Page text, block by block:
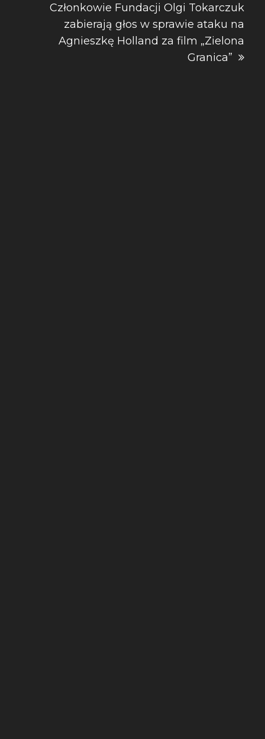
Członkowie Fundacji Olgi Tokarczuk
zabierają głos w sprawie ataku na
Agnieszkę Holland za film „Zielona
Granica”